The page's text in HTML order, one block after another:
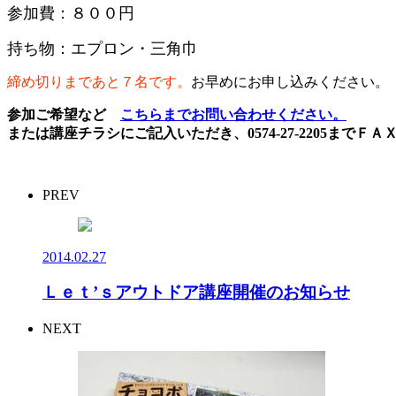
参加費：８００円
持ち物：エプロン・三角巾
締め切りまであと７名です。 お早めにお申し込みください。
参加ご希望など こちらまでお問い合わせください。
または講座チラシにご記入いただき、0574-27-2205までＦＡ
PREV
2014.02.27
Ｌｅｔ’ｓアウトドア講座開催のお知らせ
NEXT